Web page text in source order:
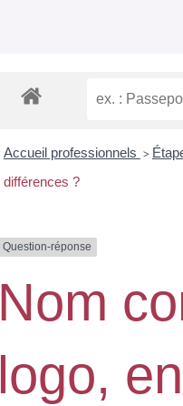
Accueil professionnels >
différences ?
Question-réponse
Nom
logo,